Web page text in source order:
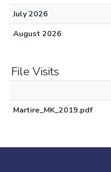
July 2026
August 2026
File Visits
Martire_MK_2019.pdf